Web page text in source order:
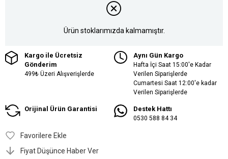
Ürün stoklarımızda kalmamıştır.
Kargo ile Ücretsiz
Gönderim
499₺ Üzeri Alışverişlerde
Aynı Gün Kargo
Hafta İçi Saat 15:00'e Kadar
Verilen Siparişlerde
Cumartesi Saat 12:00'e kadar
Verilen Siparişlerde
Orijinal Ürün Garantisi Destek Hattı
0530 588 84 34
Favorilere Ekle
Fiyat Düşünce Haber Ver